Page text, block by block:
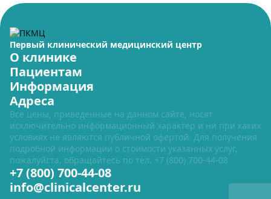
Первый клинический медицинский центр
О клинике
Пациентам
Информация
Адреса
Все цены, приведенные на данном сайте, носят
исключительно информационный характер и ни при каких
условиях не являются публичной офертой. Для получения
подробной информации о стоимости указанных услуг,
пожалуйста, обращайтесь по тел. +7 (800) 700-44-08
+7 (800) 700-44-08
info@clinicalcenter.ru